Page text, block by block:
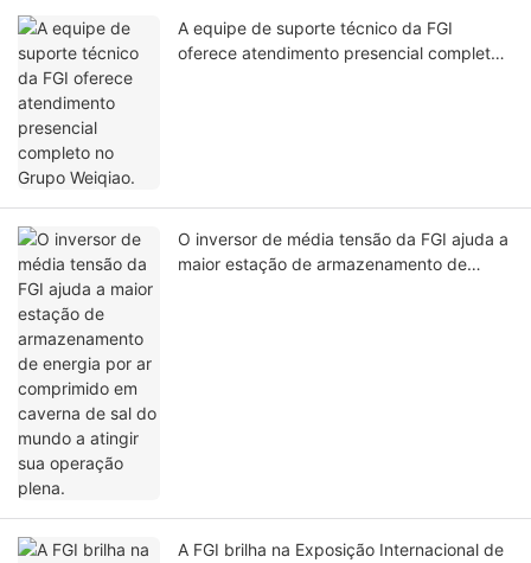
A equipe de suporte técnico da FGI
oferece atendimento presencial completo
O inversor de média tensão da FGI ajuda a
maior estação de armazenamento de
A FGI brilha na Exposição Internacional de